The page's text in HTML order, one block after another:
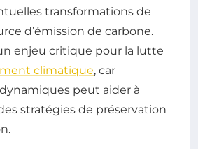
transformations de
d’émission de carbone.
enjeu critique pour la lutte
climatique, car
peut aider à
stratégies de préservation